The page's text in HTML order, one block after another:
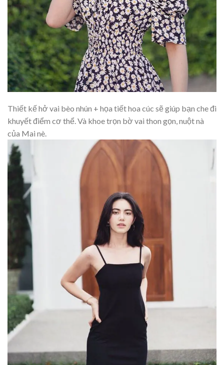
Thiết kế hở vai bèo nhún + họa tiết hoa cúc sẽ giúp bạn che đi
khuyết điểm cơ thể. Và khoe trọn bờ vai thon gọn, nuột nà
của Mai nè.